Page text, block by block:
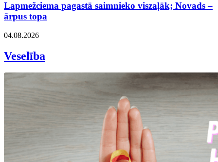
Lapmežciema pagastā saimnieko viszaļāk; Novads –
ārpus topa
04.08.2026
Veselība